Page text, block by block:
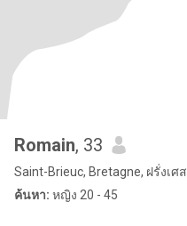
Romain, 33
Saint-Brieuc, Bretagne, ฝรั่งเศส
ค้นหา: หญิง 20 - 45